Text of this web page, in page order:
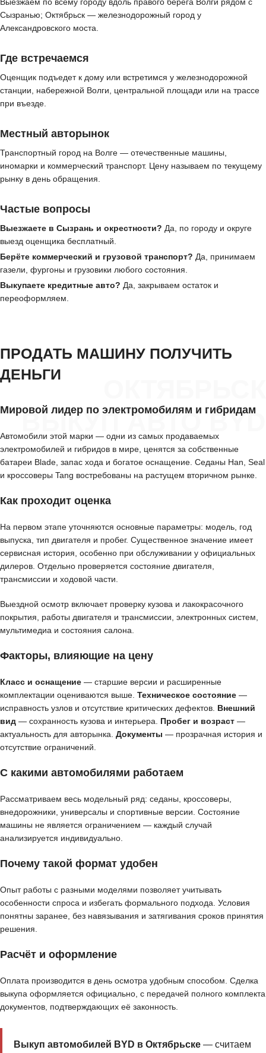
Сызранью; Октябрьск — железнодорожный город у
Александровского моста.
Где встречаемся
Оценщик подъедет к дому или встретимся у железнодорожной
станции, набережной Волги, центральной площади или на трассе
при въезде.
Местный авторынок
Транспортный город на Волге — отечественные машины,
иномарки и коммерческий транспорт. Цену называем по текущему
рынку в день обращения.
Частые вопросы
Выезжаете в Сызрань и окрестности? Да, по городу и округе
выезд оценщика бесплатный.
Берёте коммерческий и грузовой транспорт? Да, принимаем
газели, фургоны и грузовики любого состояния.
Выкупаете кредитные авто? Да, закрываем остаток и
переоформляем.
ВЫКУП АВТО BYD
ПРОДАТЬ МАШИНУ ПОЛУЧИТЬ
ДЕНЬГИ
Мировой лидер по электромобилям и гибридам
Автомобили этой марки — одни из самых продаваемых
электромобилей и гибридов в мире, ценятся за собственные
батареи Blade, запас хода и богатое оснащение. Седаны Han, Seal
и кроссоверы Tang востребованы на растущем вторичном рынке.
Как проходит оценка
На первом этапе уточняются основные параметры: модель, год
выпуска, тип двигателя и пробег. Существенное значение имеет
сервисная история, особенно при обслуживании у официальных
дилеров. Отдельно проверяется состояние двигателя,
трансмиссии и ходовой части.
Выездной осмотр включает проверку кузова и лакокрасочного
покрытия, работы двигателя и трансмиссии, электронных систем,
мультимедиа и состояния салона.
Факторы, влияющие на цену
Класс и оснащение — старшие версии и расширенные
комплектации оцениваются выше. Техническое состояние —
исправность узлов и отсутствие критических дефектов. Внешний
вид — сохранность кузова и интерьера. Пробег и возраст —
актуальность для авторынка. Документы — прозрачная история и
отсутствие ограничений.
С какими автомобилями работаем
Рассматриваем весь модельный ряд: седаны, кроссоверы,
внедорожники, универсалы и спортивные версии. Состояние
машины не является ограничением — каждый случай
анализируется индивидуально.
Почему такой формат удобен
Опыт работы с разными моделями позволяет учитывать
особенности спроса и избегать формального подхода. Условия
понятны заранее, без навязывания и затягивания сроков принятия
решения.
Расчёт и оформление
Оплата производится в день осмотра удобным способом. Сделка
выкупа оформляется официально, с передачей полного комплекта
документов, подтверждающих её законность.
Выкуп автомобилей BYD в Октябрьске— считаем